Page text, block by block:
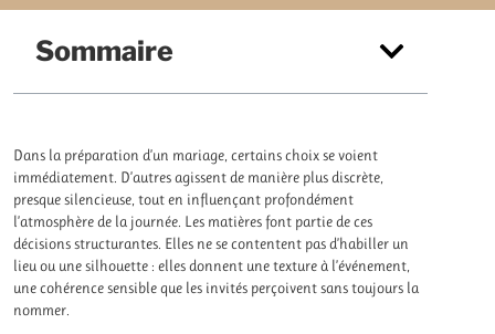
Sommaire
Dans la préparation d’un mariage, certains choix se voient
immédiatement. D’autres agissent de manière plus discrète,
presque silencieuse, tout en influençant profondément
l’atmosphère de la journée. Les matières font partie de ces
décisions structurantes. Elles ne se contentent pas d’habiller un
lieu ou une silhouette : elles donnent une texture à l’événement,
une cohérence sensible que les invités perçoivent sans toujours la
nommer.